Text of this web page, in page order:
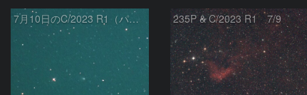
7月10日のC/2023 R1（パンスターズ彗星） 235P & C/2023 R1 7/9